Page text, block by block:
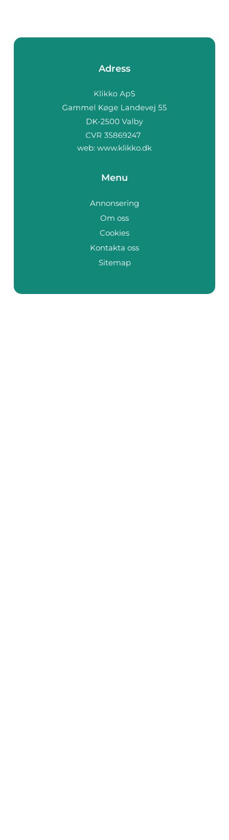
Adress
web: www.klikko.dk
Menu
Annonsering
Om oss
Cookies
Kontakta oss
Sitemap